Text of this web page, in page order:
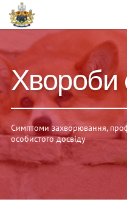
Хвороби
Симптоми захворювання,
особистого досвіду